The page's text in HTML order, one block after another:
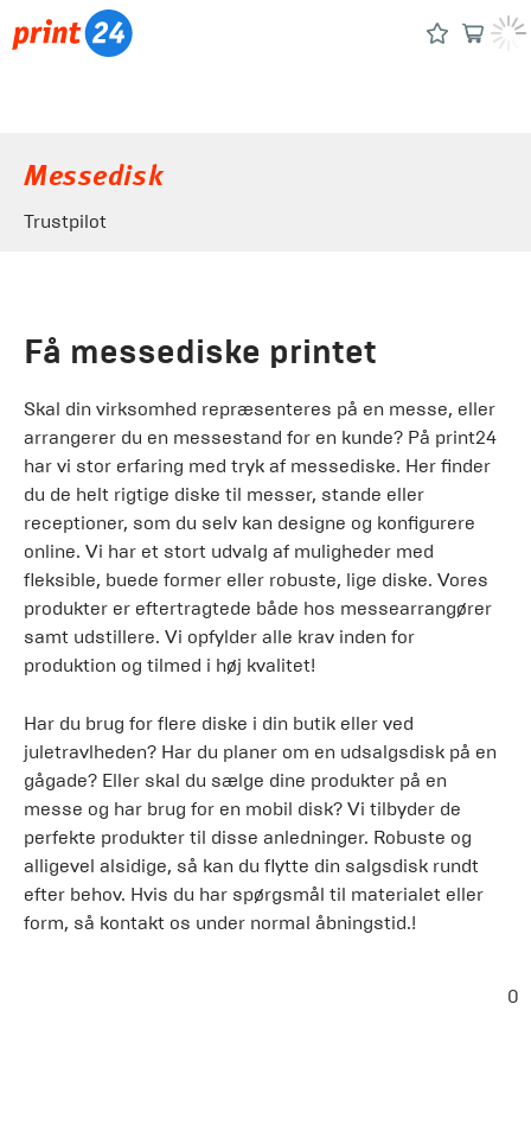
Messedisk
Trustpilot
Få messediske printet
Skal din virksomhed repræsenteres på en messe, eller
arrangerer du en messestand for en kunde? På print24
har vi stor erfaring med tryk af messediske. Her finder
du de helt rigtige diske til messer, stande eller
receptioner, som du selv kan designe og konfigurere
online. Vi har et stort udvalg af muligheder med
fleksible, buede former eller robuste, lige diske. Vores
produkter er eftertragtede både hos messearrangører
samt udstillere. Vi opfylder alle krav inden for
produktion og tilmed i høj kvalitet!
Har du brug for flere diske i din butik eller ved
juletravlheden? Har du planer om en udsalgsdisk på en
gågade? Eller skal du sælge dine produkter på en
messe og har brug for en mobil disk? Vi tilbyder de
perfekte produkter til disse anledninger. Robuste og
alligevel alsidige, så kan du flytte din salgsdisk rundt
efter behov. Hvis du har spørgsmål til materialet eller
form, så kontakt os under normal åbningstid.!
0